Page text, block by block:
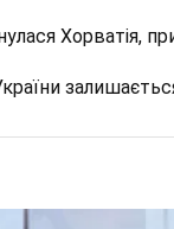
Хорватія,